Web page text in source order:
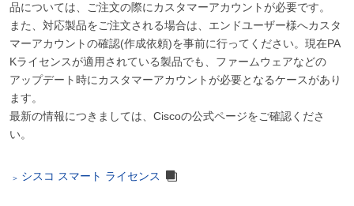
品については、ご注文の際にカスタマーアカウントが必要です。
また、対応製品をご注文される場合は、エンドユーザー様へカスタ
マーアカウントの確認(作成依頼)を事前に行ってください。現在PA
Kライセンスが適用されている製品でも、ファームウェアなどの
アップデート時にカスタマーアカウントが必要となるケースがあり
ます。
最新の情報につきましては、Ciscoの公式ページをご確認くださ
い。
シスコ スマート ライセンス